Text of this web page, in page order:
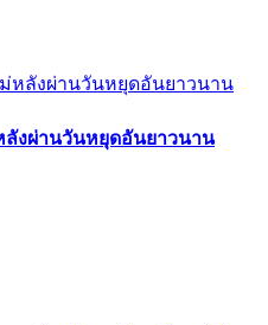
ลังผ่านวันหยุดอันยาวนาน